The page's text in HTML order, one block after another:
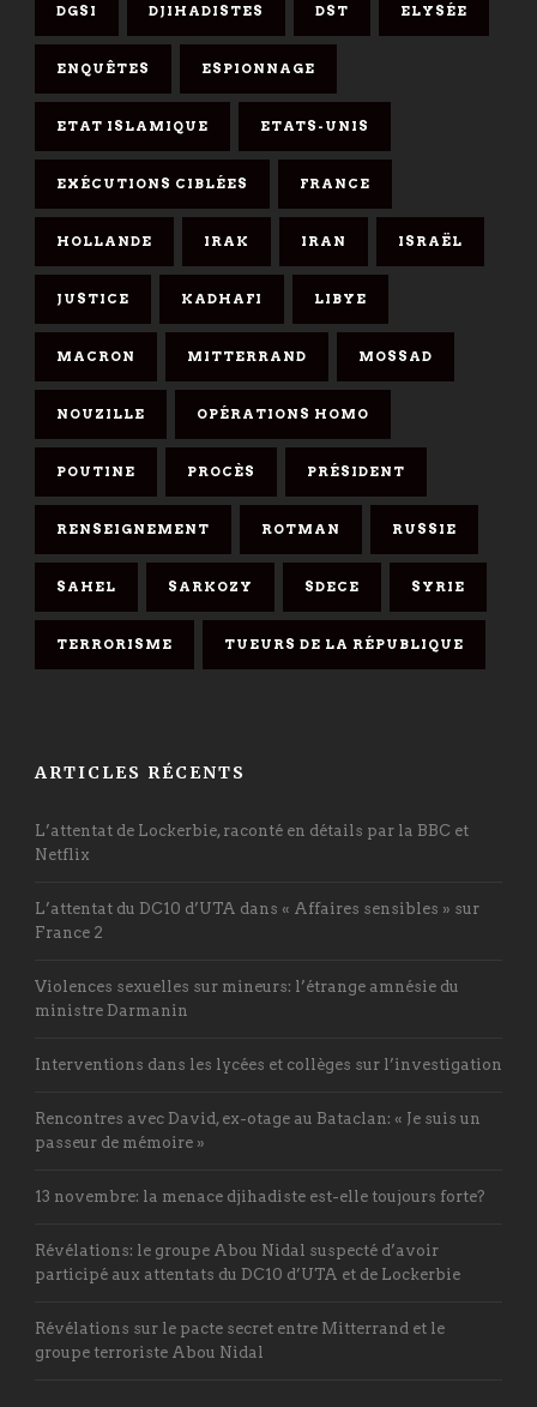
DGSI DJIHADISTES DST ELYSÉE
ENQUÊTES ESPIONNAGE
ETAT ISLAMIQUE ETATS-UNIS
EXÉCUTIONS CIBLÉES FRANCE
HOLLANDE IRAK IRAN ISRAËL
JUSTICE KADHAFI LIBYE
MACRON MITTERRAND MOSSAD
NOUZILLE OPÉRATIONS HOMO
POUTINE PROCÈS PRÉSIDENT
RENSEIGNEMENT ROTMAN RUSSIE
SAHEL SARKOZY SDECE SYRIE
TERRORISME TUEURS DE LA RÉPUBLIQUE
ARTICLES RÉCENTS
L’attentat de Lockerbie, raconté en détails par la BBC et
Netflix
L’attentat du DC10 d’UTA dans « Affaires sensibles » sur
France 2
Violences sexuelles sur mineurs: l’étrange amnésie du
ministre Darmanin
Interventions dans les lycées et collèges sur l’investigation
Rencontres avec David, ex-otage au Bataclan: « Je suis un
passeur de mémoire »
13 novembre: la menace djihadiste est-elle toujours forte?
Révélations: le groupe Abou Nidal suspecté d’avoir
participé aux attentats du DC10 d’UTA et de Lockerbie
Révélations sur le pacte secret entre Mitterrand et le
groupe terroriste Abou Nidal